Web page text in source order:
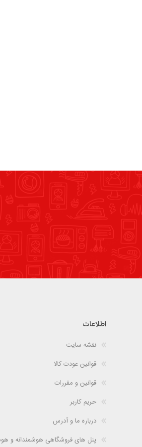
اطلاعات
نقشه سایت
قوانین عودت کالا
قوانین و مقررات
حریم کاربر
درباره ما و آدرس
پنل های فروشگاهی هوشمندانه و